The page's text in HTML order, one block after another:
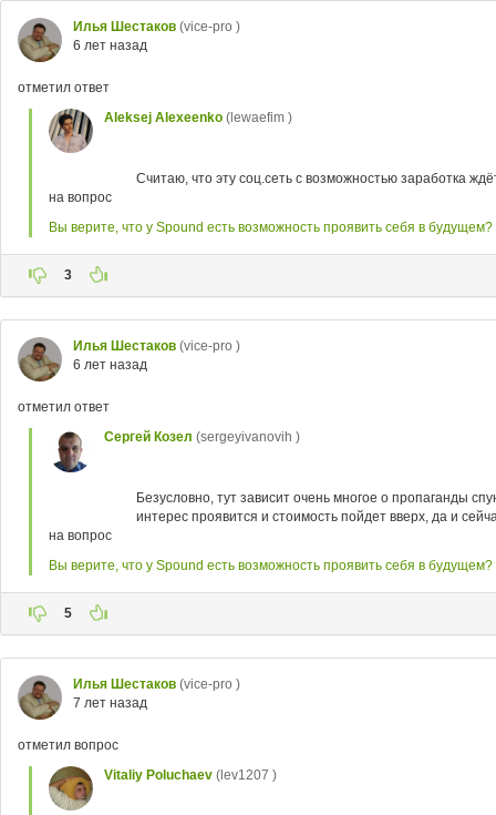
Илья Шестаков (vice-pro )
6 лет назад
отметил ответ
Aleksej Alexeenko (lewaefim )
Считаю, что эту соц.сеть с возможностью заработка
на вопрос
Вы верите, что у Spound есть возможность проявить себя в будущем?
3
Илья Шестаков (vice-pro )
6 лет назад
отметил ответ
Сергей Козел (sergeyivanovih )
Безусловно, тут зависит очень многое о пропаганды
интерес проявится и стоимость пойдет вверх, да и
на вопрос
Вы верите, что у Spound есть возможность проявить себя в будущем?
5
Илья Шестаков (vice-pro )
7 лет назад
отметил вопрос
Vitaliy Poluchaev (lev1207 )